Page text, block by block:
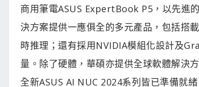
商用筆電ASUS ExpertBook P5，以先進
決方案提供一應俱全的多元產品，包括搭
時推理；還有採用NVIDIA模組化設計及
量。除了硬體，華碩亦提供全球軟體解決
全新ASUS AI NUC 2024系列皆已準備就